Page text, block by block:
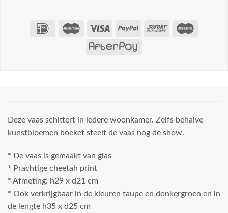
Deze vaas schittert in iedere woonkamer. Zelfs behalve
kunstbloemen boeket steelt de vaas nog de show.
* De vaas is gemaakt van glas
* Prachtige cheetah print
* Afmeting: h29 x d21 cm
* Ook verkrijgbaar in de kleuren taupe en donkergroen en in
de lengte h35 x d25 cm